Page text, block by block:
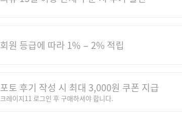
회원 등급에 따라 1% − 2% 적립
포토 후기 작성 시 최대 3,000원 쿠폰 지급
크레이지11 로그인 후 구매하셔야 합니다.